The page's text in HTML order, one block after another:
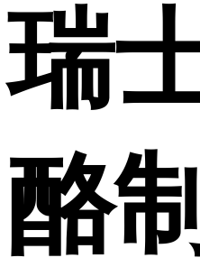
瑞
酪